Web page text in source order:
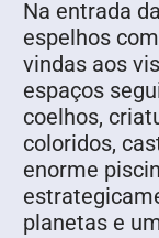
Na entrada
espelhos
vindas aos
espaços
coelhos,
coloridos,
enorme
planetas e